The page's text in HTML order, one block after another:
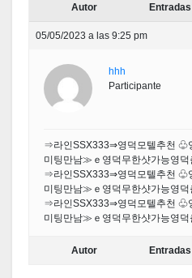
Autor Entradas
05/05/2023 a las 9:25 pm
hhh
Participante
⇒라인SSX333⇒영덕모텔추천 ♧
미팅만남≫ｅ영덕무한샷가능영덕
⇒라인SSX333⇒영덕모텔추천 ♧
미팅만남≫ｅ영덕무한샷가능영덕
⇒라인SSX333⇒영덕모텔추천 ♧
미팅만남≫ｅ영덕무한샷가능영덕
Autor Entradas